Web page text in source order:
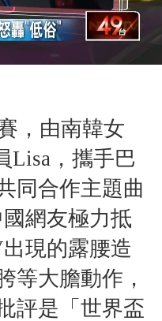
，由南韓女
Lisa，攜手巴
同合作主題曲
國網友極力抵
現的露腰造
等大膽動作，
評是「世界盃